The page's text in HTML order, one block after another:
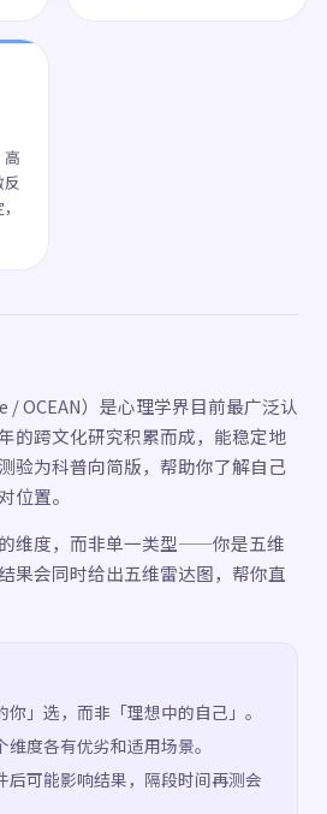
/ OCEAN）是心理学界目前最广泛认
的跨文化研究积累而成，能稳定地
验为科普向简版，帮助你了解自己
位置。
维度，而非单一类型——你是五维
果会同时给出五维雷达图，帮你直
」选，而非「理想中的自己」。
度各有优劣和适用场景。
后可能影响结果，隔段时间再测会